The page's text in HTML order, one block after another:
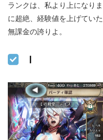
ランクは、私より上になり
に超絶、経験値を上げてい
無課金の誇りよ。